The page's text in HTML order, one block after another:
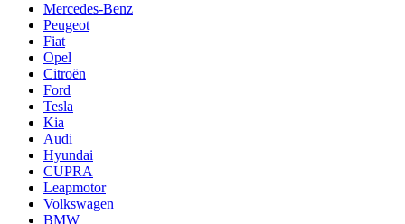
Mercedes-Benz
Peugeot
Fiat
Opel
Citroën
Ford
Tesla
Kia
Audi
Hyundai
CUPRA
Leapmotor
Volkswagen
BMW